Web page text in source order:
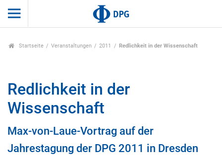
Startseite Veranstaltungen 2011 Redlichkeit in der Wissenschaft
Redlichkeit in der
Wissenschaft
Max-von-Laue-Vortrag auf der
Jahrestagung der DPG 2011 in Dresden